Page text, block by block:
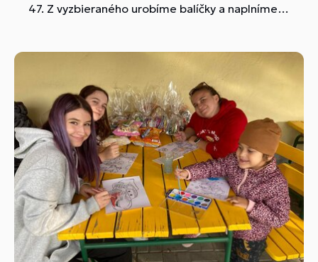
47. Z vyzbieraného urobíme balíčky a naplníme